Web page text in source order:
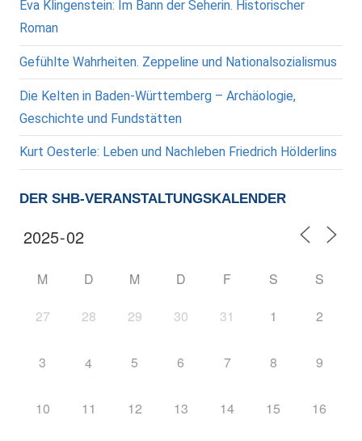
Eva Klingenstein: Im Bann der Seherin. Historischer
Roman
Gefühlte Wahrheiten. Zeppeline und Nationalsozialismus
Die Kelten in Baden-Württemberg – Archäologie,
Geschichte und Fundstätten
Kurt Oesterle: Leben und Nachleben Friedrich Hölderlins
DER SHB-VERANSTALTUNGSKALENDER
M D M D F S S
27 28 29 30 31 1 2
3 4 5 6 7 8 9
10 11 12 13 14 15 16